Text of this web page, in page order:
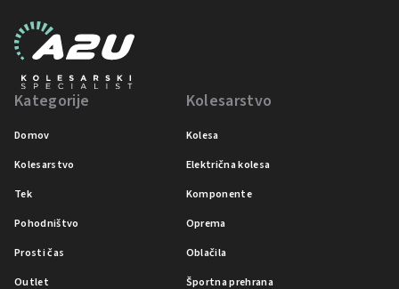
Kategorije
Domov
Kolesarstvo
Tek
Pohodništvo
Prosti čas
Outlet
Kolesarstvo
Kolesa
Električna kolesa
Komponente
Oprema
Oblačila
Športna prehrana